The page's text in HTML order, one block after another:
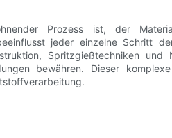
Prozess ist, der
jeder einzelne Schritt
Spritzgießtechniken und
bewähren. Dieser